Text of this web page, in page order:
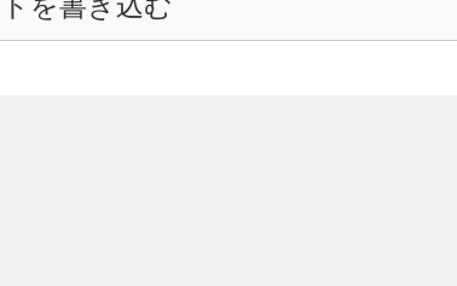
を書き込む